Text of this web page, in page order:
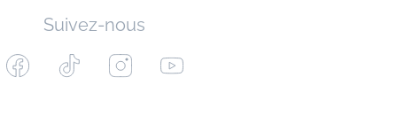
Suivez-nous
Facebook Tiktok InstagramYoutube